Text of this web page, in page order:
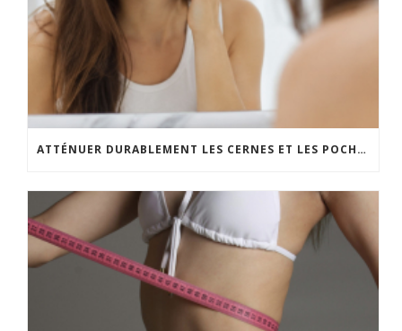
ATTÉNUER DURABLEMENT LES CERNES ET LES POCHES SOUS LES YEUX